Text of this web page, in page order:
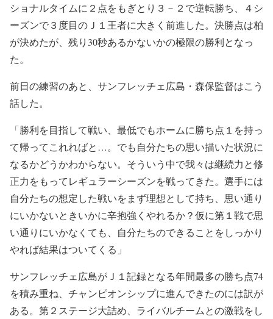
ショナルタイムに２点をもぎとり３－２で逆転勝ち、４シ
ーズンで３度目のＪ１王者に大きく前進した。決勝点は柏
が決めたが、残り30秒あるかないかの極限の勝利となっ
た。
前日の練習のあと、サンフレッチェ広島・森保監督はこう
話した。
「勝利を目指して戦い、最低でもホームに勝ち点１を持っ
て帰ってこれればと…。でも自分たちの思い描いた状況に
なるかどうかわからない。そういう中で我々は継続力と修
正力をもってレギュラーシーズンを戦ってきた。選手には
自分たちの想定した戦いをまず理想として持ち、思い通り
にいかないときいかに辛抱強くやれるか？仮に第１戦で思
い通りにいかなくても、自分たちのできることをしっかり
やれば結果はついてくる」
サンフレッチェ広島がＪ１記録となる年間最多の勝ち点74
を積み重ね、チャンピオンシップに進んできたのには訳が
ある。第２ステージ大詰め、ライバルチームとの激戦をし